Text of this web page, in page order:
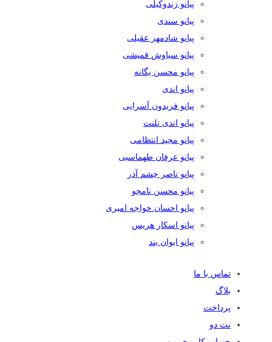
پیانو زندوکیلی
پیانو سندی
پیانو شادمهر عقیلی
پیانو سیاوش قمیشی
پیانو محسن یگانه
پیانو اندی
پیانو فریدون آسرایی
پیانو اندی تلنت
پیانو مجید انتظامی
پیانو عرفان طهماسبی
پیانو ناصر چشم آذر
پیانو محسن نامجو
پیانو احسان خواجه امیری
پیانو اسکار هریس
پیانو ایوان بند
تماس با ما
بلاگ
پرداخت
نت دو